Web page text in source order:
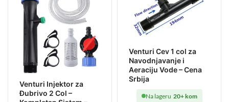
Venturi Injektor za
Đubrivo 2 Col –
Venturi Cev 1 col za
Navodnjavanje i
Aeraciju Vode – Cena
Srbija
Na lageru 20+ kom